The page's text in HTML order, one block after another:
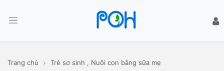
Trang chủ Trẻ sơ sinh , Nuôi con bằng sữa mẹ